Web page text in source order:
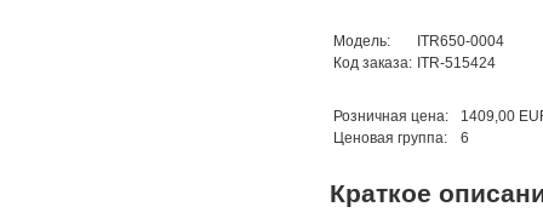
Модель:
ITR650-0004
Код заказа: ITR-515424
Розничная цена:
1409,00
Ценовая группа:
6
Краткое